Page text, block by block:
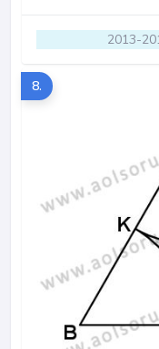
2013-
8.